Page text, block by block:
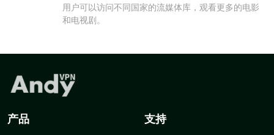
用户可以访问不同国家的流媒体库，观看更多的电影
和电视剧。
产品 支持